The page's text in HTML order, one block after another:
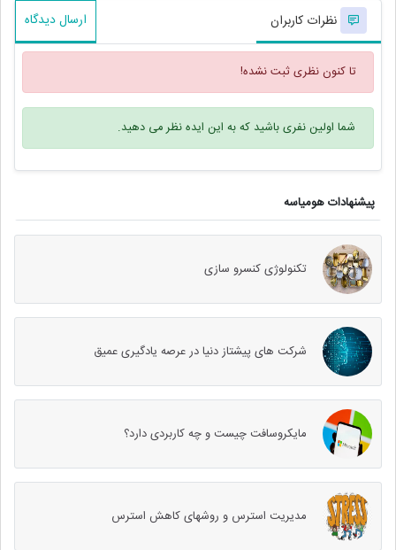
پیشنهادات هومیاسه
تکنولوژی کنسرو سازی
شرکت های پیشتاز دنیا در عرصه یادگیری عمیق
مایکروسافت چیست و چه کاربردی دارد؟
مدیریت استرس و روشهای کاهش استرس
نظرات کاربران ارسال دیدگاه
تا کنون نظری ثبت نشده!
شما اولین نفری باشید که به این ایده نظر می دهید.